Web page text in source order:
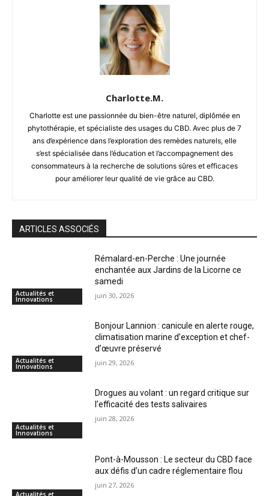
Charlotte.M.
Charlotte est une passionnée du bien-être naturel, diplômée en
phytothérapie, et spécialiste des usages du CBD. Avec plus de 7
ans d’expérience dans l’exploration des remèdes naturels, elle
s’est spécialisée dans l’éducation et l’accompagnement des
consommateurs à la recherche de solutions sûres et efficaces
pour améliorer leur qualité de vie grâce au CBD.
ARTICLES ASSOCIÉS
Actualités et
Innovations
Rémalard-en-Perche : Une journée
enchantée aux Jardins de la Licorne ce
samedi
juin 30, 2026
Actualités et
Innovations
Bonjour Lannion : canicule en alerte rouge,
climatisation marine d’exception et chef-
d’œuvre préservé
juin 29, 2026
Actualités et
Innovations
Drogues au volant : un regard critique sur
l’efficacité des tests salivaires
juin 28, 2026
Actualités et
Pont-à-Mousson : Le secteur du CBD face
aux défis d’un cadre réglementaire flou
juin 27, 2026